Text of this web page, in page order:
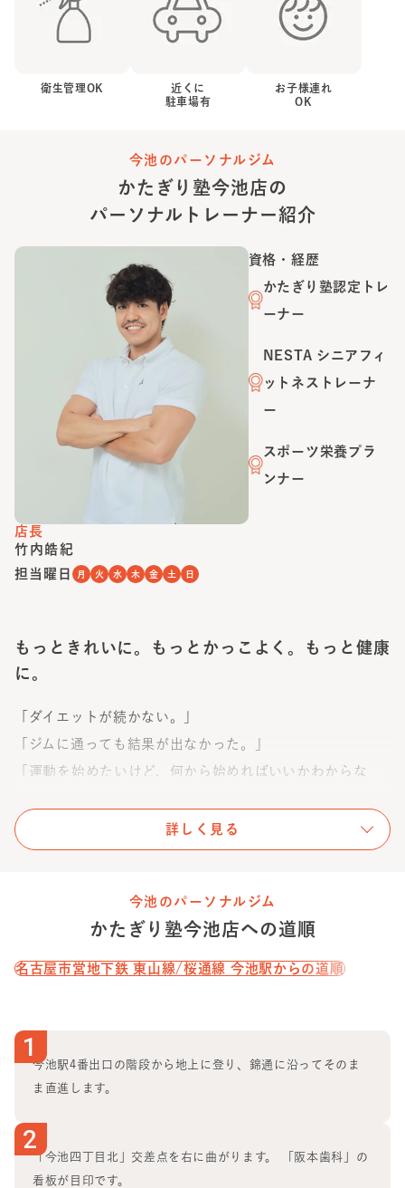
衛生管理OK
近くに
駐車場有
お子様連れ
OK
今池のパーソナルジム
かたぎり塾今池店 の
パーソナルトレーナー紹介
店長
竹内皓紀
担当曜日 月 火 水 木 金 土 日
資格・経歴
かたぎり塾認定トレ
ーナー
NESTA シニアフィ
ットネストレーナ
ー
スポーツ栄養プラ
ンナー
もっときれいに。もっとかっこよく。もっと健康
に。
「ダイエットが続かない。」
「ジムに通っても結果が出なかった。」
「運動を始めたいけど、何から始めればいいかわからな
そんな悩み、一人で抱え込まなくても大丈夫です。
かたぎり塾 今池店には、同じような不安を抱えながら来店
実際に通われているお客様の多くは、運動初心者の方で
だからこそ私は、一人ひとりの目標や生活スタイル、体力
大切にしているのは、
れること」。
無理な食事制限や、ただ追い込むだけのトレーニングでは
なく、ライフスタイルに寄り添いながら、無理なく続けら
れる方法をご提案します。
その結果、これまでには、
詳しく見る
今池のパーソナルジム
かたぎり塾今池店への道順
名古屋市営地下鉄 東山線/桜通線 今池駅 からの道順
1
今池駅4番出口の階段から地上に登り、錦通に沿ってそのま
ま直進します。
2
「今池四丁目北」交差点を右に曲がります。 「阪本歯科」の
看板が目印です。